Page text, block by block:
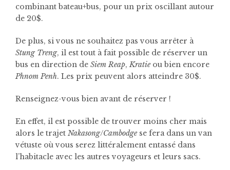
combinant bateau+bus, pour un prix oscillant autour
de 20$.
De plus, si vous ne souhaitez pas vous arrêter à
Stung Treng, il est tout à fait possible de réserver un
bus en direction de Siem Reap,Kratieou bien encore
Phnom Penh. Les prix peuvent alors atteindre 30$.
Renseignez-vous bien avant de réserver !
En effet, il est possible de trouver moins cher mais
alors le trajet Nakasong/Cambodgese fera dans un van
vétuste où vous serez littéralement entassé dans
l’habitacle avec les autres voyageurs et leurs sacs.